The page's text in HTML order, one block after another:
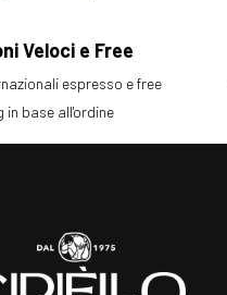
Veloci e Free
espresso e free
in base all'ordine